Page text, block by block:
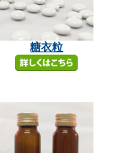
糖衣粒